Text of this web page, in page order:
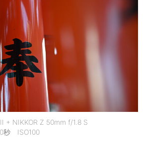
+ NIKKOR Z 50mm f/1.8 S
秒 ISO100